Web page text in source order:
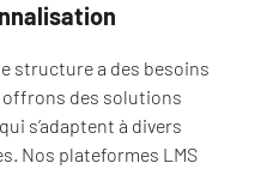
structure a des besoins
offrons des solutions
s’adaptent à divers
Nos plateformes LMS